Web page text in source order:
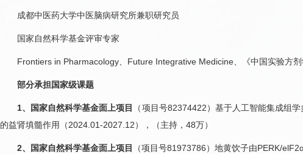
成都中医药大学中医脑病研究所兼职研究员
国家自然科学基金评审专家
Frontiers in Pharmacology、Future Integrative Medicine、《中国实验方
部分承担国家级课题
1、国家自然科学基金面上项目
（项目号82374422）基于人工智能集成组
的益肾填髓作用（2024.01-2027.12），（主持，48万）
2、国家自然科学基金面上项目
（项目号81973786）地黄饮子由PERK/